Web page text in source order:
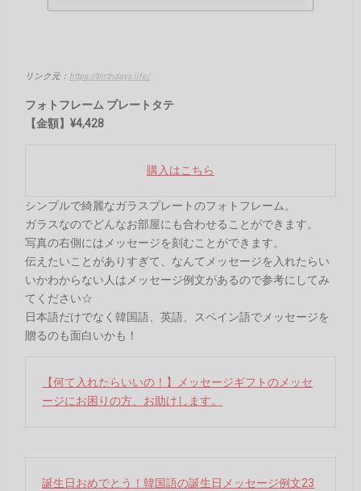
リンク元： https://birthdays.life/
フォトフレーム プレートタテ
【金額】¥4,428
購入はこちら
シンプルで綺麗なガラスプレートのフォトフレーム。
ガラスなのでどんなお部屋にも合わせることができます。
写真の右側にはメッセージを刻むことができます。
伝えたいことがありすぎて、なんてメッセージを入れたらい
いかわからない人はメッセージ例文があるので参考にしてみ
てください☆
日本語だけでなく韓国語、英語、スペイン語でメッセージを
贈るのも面白いかも！
【何て入れたらいいの！】メッセージギフトのメッセ
ージにお困りの方、お助けします。
誕生日おめでとう！韓国語の誕生日メッセージ例文23